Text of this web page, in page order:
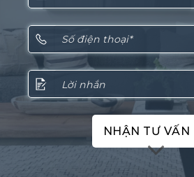
NHẬN TƯ VẤN